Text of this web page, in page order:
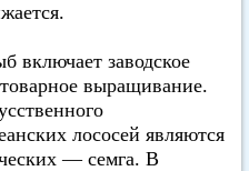
включает заводское
выращивание.
лососей являются
— семга. В